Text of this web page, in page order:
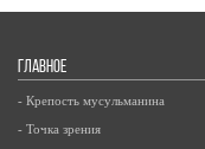
ГЛАВНОЕ
- Крепость мусульманина
- Точка зрения